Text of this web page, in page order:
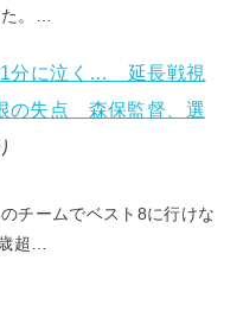
た。…
1分に泣く… 延長戦視
の失点 森保監督、選
チームでベスト8に行けな
超…